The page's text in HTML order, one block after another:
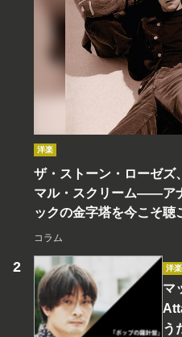
洋楽
ザ・ストーン・ローゼズ
マル・スクリーム――ア
ックの金字塔を今こそ聴
コラム
洋楽
マ
う